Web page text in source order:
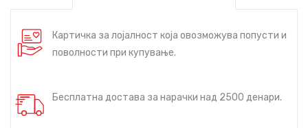
Картичка за лојалност која овозможува попусти и
поволности при купување.
Бесплатна достава за нарачки над 2500 денари.